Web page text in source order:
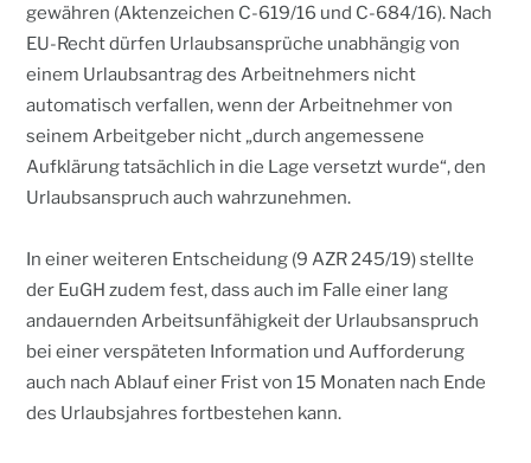
gewähren (Aktenzeichen C-619/16 und C-684/16). Nach
EU-Recht dürfen Urlaubsansprüche unabhängig von
einem Urlaubsantrag des Arbeitnehmers nicht
automatisch verfallen, wenn der Arbeitnehmer von
seinem Arbeitgeber nicht „durch angemessene
Aufklärung tatsächlich in die Lage versetzt wurde“, den
Urlaubsanspruch auch wahrzunehmen.
In einer weiteren Entscheidung (9 AZR 245/19) stellte
der EuGH zudem fest, dass auch im Falle einer lang
andauernden Arbeitsunfähigkeit der Urlaubsanspruch
bei einer verspäteten Information und Aufforderung
auch nach Ablauf einer Frist von 15 Monaten nach Ende
des Urlaubsjahres fortbestehen kann.